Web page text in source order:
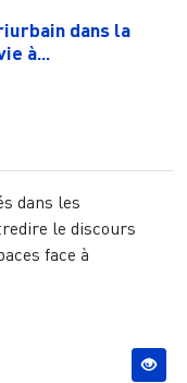
dans la
à...
dans les
le discours
face à